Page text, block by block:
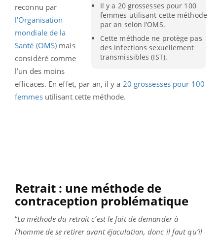
Il y a 20 grossesses pour 100
femmes utilisant cette méthode
par an selon l’OMS.
Cette méthode ne protège pas
des infections sexuellement
transmissibles (IST).
reconnu par
l’Organisation
mondiale de la
Santé (OMS) mais
considéré comme
l’un des moins
efficaces. En effet, par an, il y a 20 grossesses pour 100
femmesutilisant cette méthode.
Retrait : une méthode de
contraception problématique
“La méthode du retrait c’est le fait de demander à
l’homme de se retirer avant éjaculation, donc il faut qu’il